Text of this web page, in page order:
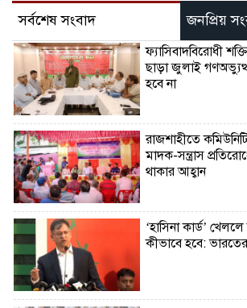
সর্বশেষ সংবাদ জনপ্রিয়
ফ্যাসিবাদবিরোধী
ছাড়া জুলাই
হবে না
রাজশাহীতে
মাদক-সন্ত্রাস
থাকার আহ্বান
‘হাসিনা কার্ড’
কীভাবে হবে: